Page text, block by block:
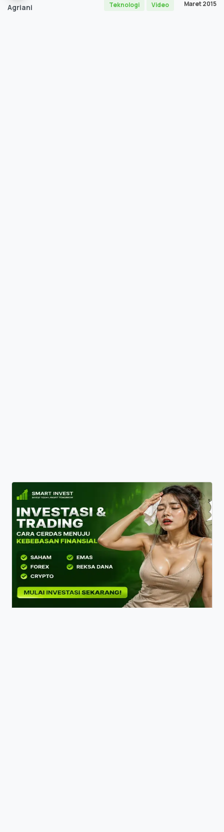
Agriani
Teknologi
Video
Maret 2015